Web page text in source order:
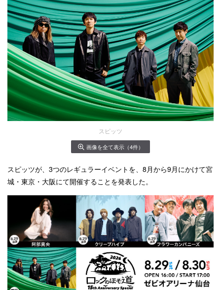
スピッツ
画像を全て表示（4件）
スピッツが、3つのレギュラーイベントを、8月から9月にかけて宮
城・東京・大阪にて開催することを発表した。